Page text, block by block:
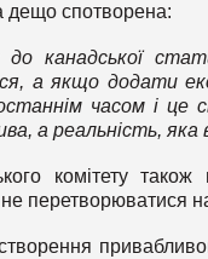
дещо спотворена:
канадської
а якщо додати
часом і це
а реальність,
комітету
не перетворюватися